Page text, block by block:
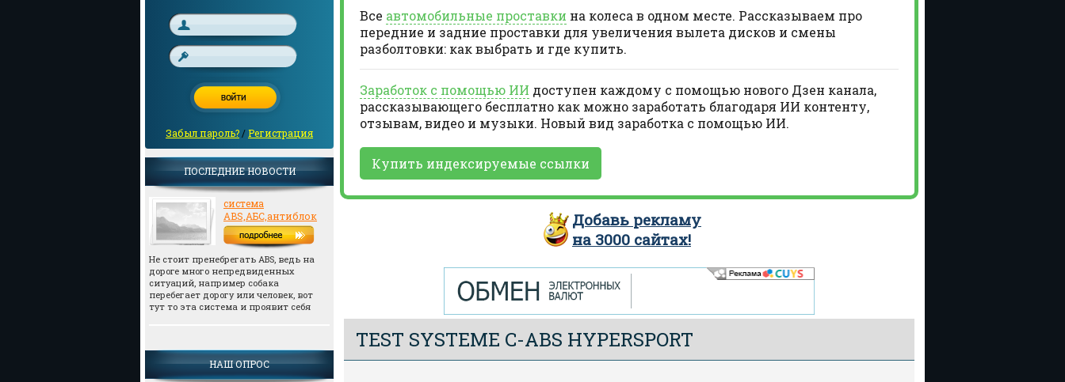
Забыл пароль? /Регистрация
ПОСЛЕДНИЕ НОВОСТИ
система
ABS,АБС,антиблок
Не стоит пренебрегать АВS, ведь на
дороге много непредвиденных
ситуаций, например собака
перебегает дорогу или человек, вот
тут то эта система и проявит себя
НАШ ОПРОС
Все автомобильные проставки на колеса в одном месте. Рассказываем про
передние и задние проставки для увеличения вылета дисков и смены
разболтовки: как выбрать и где купить.
Заработок с помощью ИИ доступен каждому с помощью нового Дзен канала,
рассказывающего бесплатно как можно заработать благодаря ИИ контенту,
отзывам, видео и музыки. Новый вид заработка с помощью ИИ.
Купить индексируемые ссылки
Добавь рекламу
на 3000 сайтах!
TEST SYSTEME C-ABS HYPERSPORT